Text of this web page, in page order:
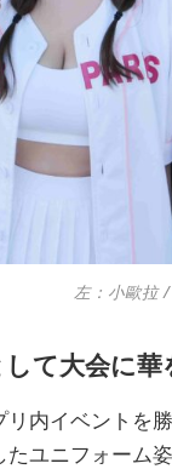
左：小歐拉
て大会に華
内イベントを
ユニフォーム